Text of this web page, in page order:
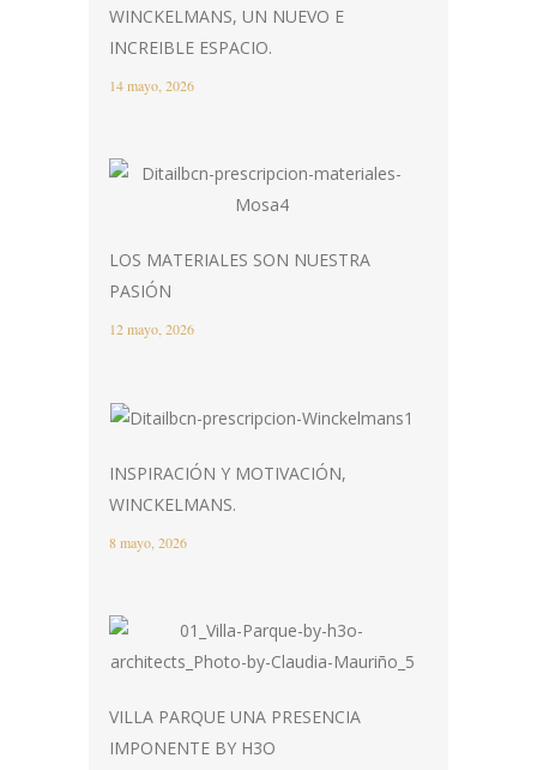
WINCKELMANS, UN NUEVO E
INCREIBLE ESPACIO.
14 mayo, 2026
LOS MATERIALES SON NUESTRA
PASIÓN
12 mayo, 2026
INSPIRACIÓN Y MOTIVACIÓN,
WINCKELMANS.
8 mayo, 2026
VILLA PARQUE UNA PRESENCIA
IMPONENTE BY H3O